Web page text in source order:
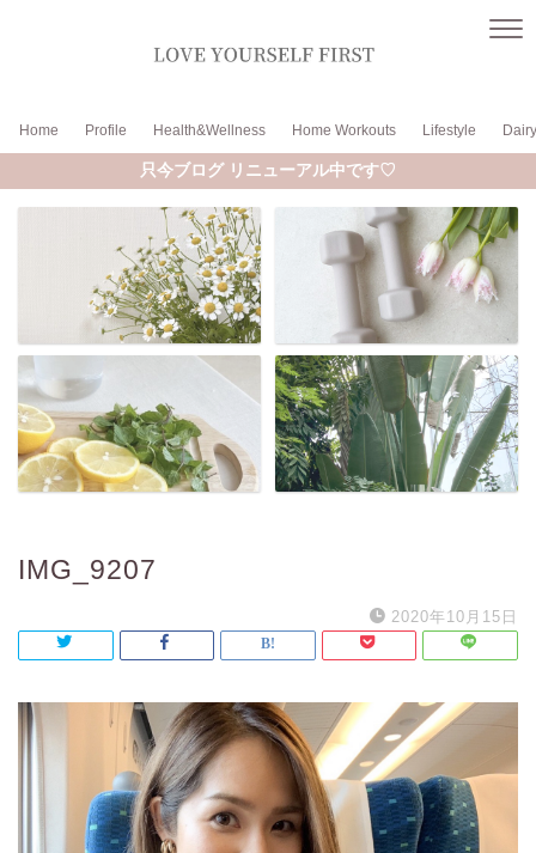
Home Profile Health&Wellness Home Workouts Lifestyle Dairy
只今ブログ リニューアル中です♡
IMG_9207
2020年10月15日